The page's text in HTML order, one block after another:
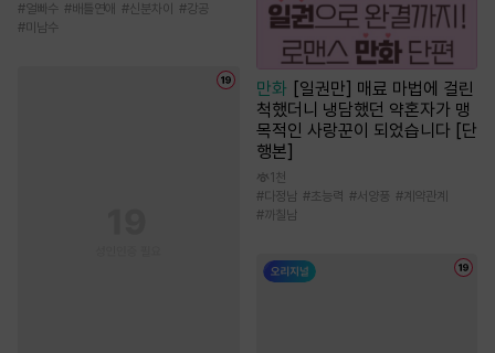
#얼빠수 #배틀연애 #신분차이 #강공
#미남수
만화 [일권만] 매료 마법에 걸린
척했더니 냉담했던 약혼자가 맹
목적인 사랑꾼이 되었습니다 [단
행본]
1천
#다정남 #초능력 #서양풍 #계약관계
#까칠남